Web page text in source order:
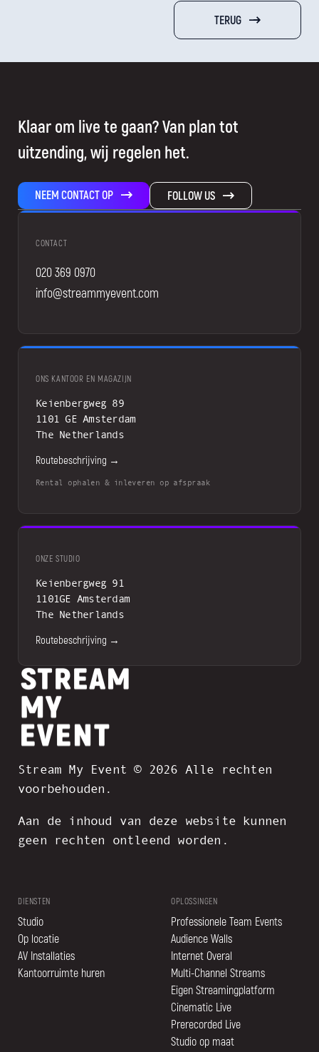
TERUG
Klaar om live te gaan? Van plan tot
uitzending, wij regelen het.
NEEM CONTACT OP FOLLOW US
CONTACT
020 369 0970
info@streammyevent.com
ONS KANTOOR EN MAGAZIJN
Keienbergweg 89
1101 GE Amsterdam
The Netherlands
Routebeschrijving →
Rental ophalen & inleveren op afspraak
ONZE STUDIO
Keienbergweg 91
1101GE Amsterdam
The Netherlands
Routebeschrijving →
Stream My Event © 2026 Alle rechten
voorbehouden.
Aan de inhoud van deze website kunnen
geen rechten ontleend worden.
DIENSTEN
Studio
Op locatie
AV Installaties
Kantoorruimte huren
OPLOSSINGEN
Professionele Team Events
Audience Walls
Internet Overal
Multi-Channel Streams
Eigen Streamingplatform
Cinematic Live
Prerecorded Live
Studio op maat